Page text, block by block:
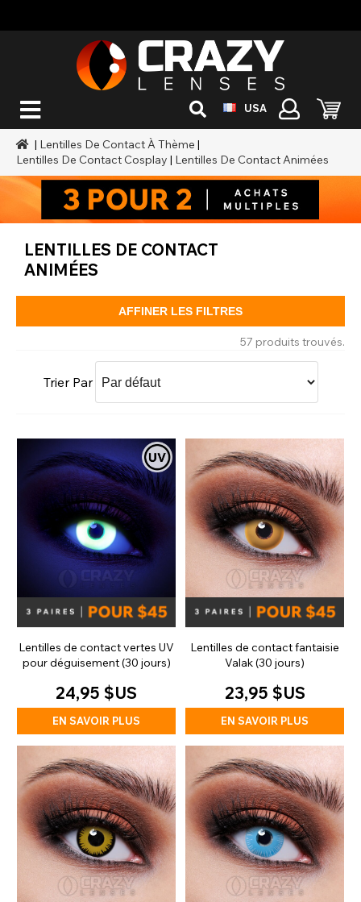
USA
| Lentilles De Contact À Thème |
Lentilles De Contact Cosplay | Lentilles De Contact Animées
LENTILLES DE CONTACT
ANIMÉES
AFFINER LES FILTRES
57 produits trouvés.
Trier Par
Lentilles de contact vertes UV
pour déguisement (30 jours)
24,95 $US
EN SAVOIR PLUS
Lentilles de contact fantaisie
Valak (30 jours)
23,95 $US
EN SAVOIR PLUS